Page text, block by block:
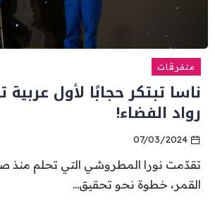
متفرقات
ناسا تبتكر حجابًا لأول عربية
رواد الفضاء!
07/03/2024
تقدّمت نورا المطروشي التي تحلم منذ
القمر، خطوة نحو تحقيق...